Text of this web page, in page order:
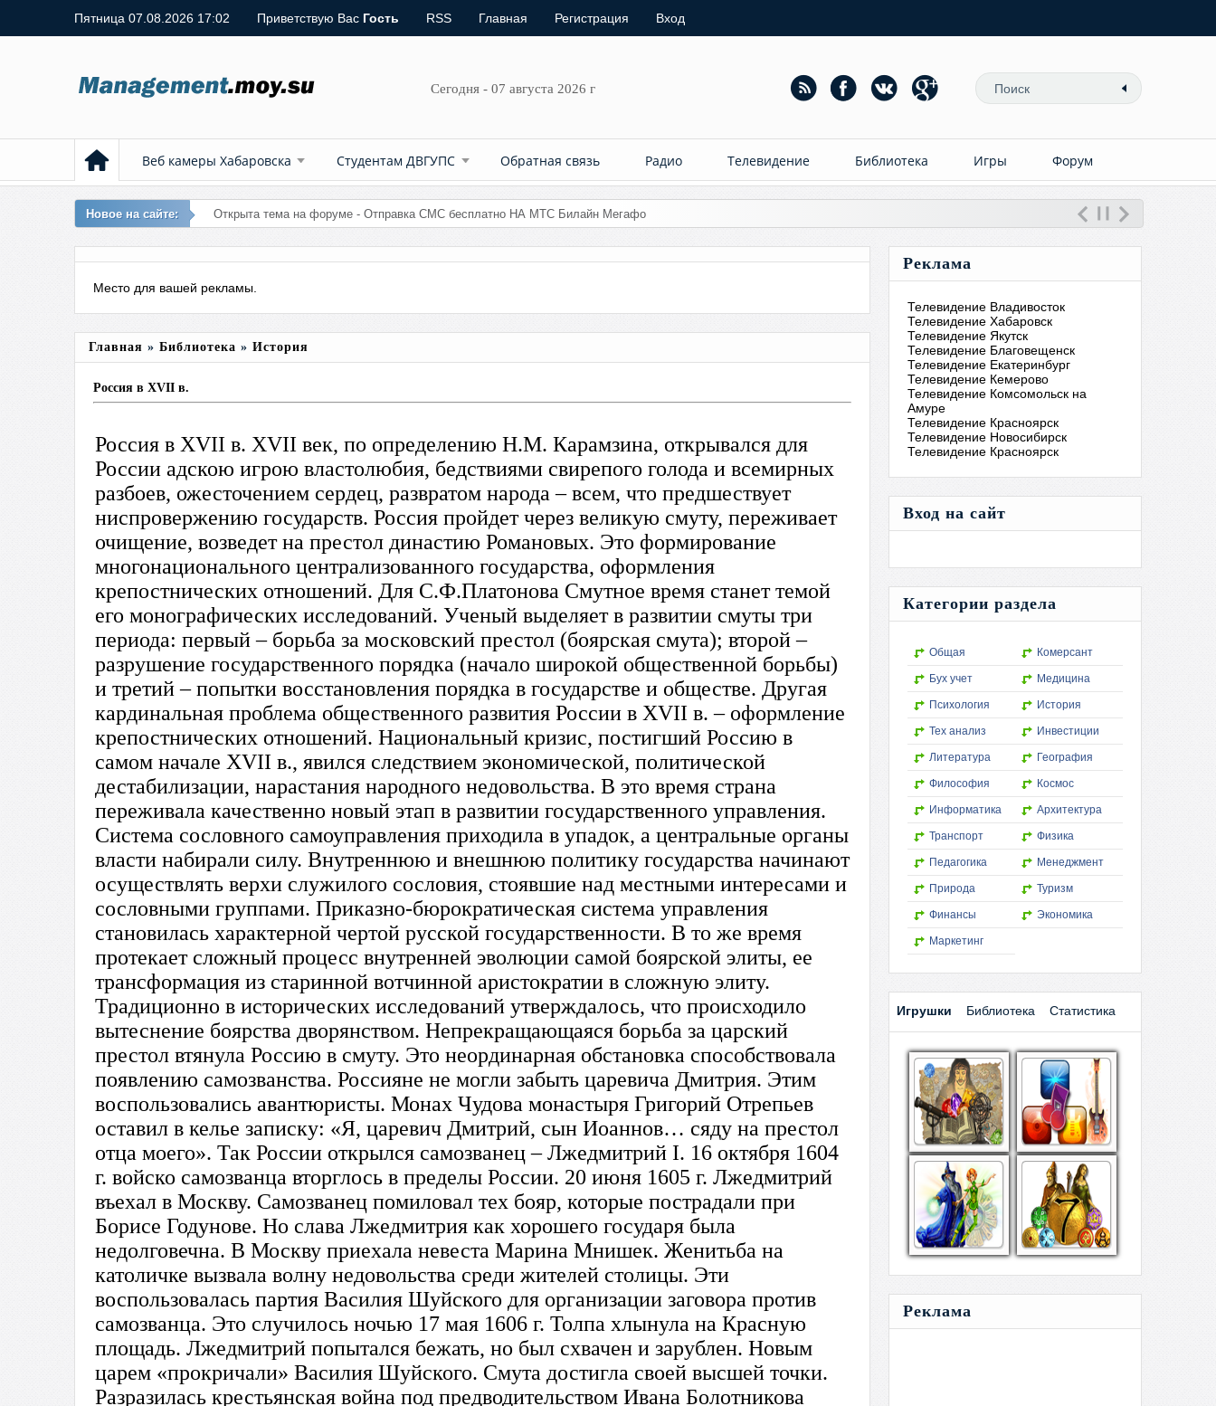
Пятница 07.08.2026 17:02 Приветствую Вас Гость RSS Главная Регистрация Вход
Сегодня - 07 августа 2026 г
Веб камеры Хабаровска Студентам ДВГУПС Обратная связь Радио Телевидение Библиотека Игры Форум
Новое на сайте: Добавлена в б
Место для вашей рекламы.
Главная » Библиотека » История
Россия в ХVII в.
Россия в ХVII в. ХVII век, по определению Н.М. Карамзина, открывался для России адскою игрою властолюбия, бедствиями свирепого голода и всемирных разбоев, ожесточением сердец, развратом народа – всем, что предшествует ниспровержению государств. Россия пройдет через великую смуту, переживает очищение, возведет на престол династию Романовых. Это формирование многонационального централизованного государства, оформления крепостнических отношений. Для С.Ф.Платонова Смутное время станет темой его монографических исследований. Ученый выделяет в развитии смуты три периода: первый – борьба за московский престол (боярская смута); второй – разрушение государственного порядка (начало широкой общественной борьбы) и третий – попытки восстановления порядка в государстве и обществе. Другая кардинальная проблема общественного развития России в ХVII в. – оформление крепостнических отношений. Национальный кризис, постигший Россию в самом начале ХVII в., явился следствием экономической, политической дестабилизации, нарастания народного недовольства. В это время страна переживала качественно новый этап в развитии государственного управления. Система сословного самоуправления приходила в упадок, а центральные органы власти набирали силу. Внутреннюю и внешнюю политику государства начинают осуществлять верхи служилого сословия, стоявшие над местными интересами и сословными группами. Приказно-бюрократическая система управления становилась характерной чертой русской государственности. В то же время протекает сложный процесс внутренней эволюции самой боярской элиты, ее трансформация из старинной вотчинной аристократии в сложную элиту. Традиционно в исторических исследований утверждалось, что происходило вытеснение боярства дворянством. Непрекращающаяся борьба за царский престол втянула Россию в смуту. Это неординарная обстановка способствовала появлению самозванства. Россияне не могли забыть царевича Дмитрия. Этим воспользовались авантюристы. Монах Чудова монастыря Григорий Отрепьев оставил в келье записку: «Я, царевич Дмитрий, сын Иоаннов… сяду на престол отца моего». Так России открылся самозванец – Лжедмитрий I. 16 октября 1604 г. войско самозванца вторглось в пределы России. 20 июня 1605 г. Лжедмитрий въехал в Москву. Самозванец помиловал тех бояр, которые пострадали при Борисе Годунове. Но слава Лжедмитрия как хорошего государя была недолговечна. В Москву приехала невеста Марина Мнишек. Женитьба на католичке вызвала волну недовольства среди жителей столицы. Эти воспользовалась партия Василия Шуйского для организации заговора против самозванца. Это случилось ночью 17 мая 1606 г. Толпа хлынула на Красную площадь. Лжедмитрий попытался бежать, но был схвачен и зарублен. Новым царем «прокричали» Василия Шуйского. Смута достигла своей высшей точки. Разразилась крестьянская война под предводительством Ивана Болотникова (1606-1607 гг.). Летом 1607 г. в Стародубе объявился еще один самозванец Лжедмитрий II. После многолетней смуты, иностранной интервенции Россия оказалась экономически ослабленной. Сильно пострадала Москва, центральные и южные районы, где города и села оказались опустошенными и разграбленными. На рубеже 20-30-х годов ХVII в. в России, которая прошла через великую Смуту, начиналось постепенное возрождение. В январе 1613 г. освобождения от интервентов Москва готовилась к проведению Земского собора. Центральным вопросам собора стали выборы нового царя. Романовы – династия русских царей и императоров. Сначала это был боярский род, известный по документам с XIV века. Фамилию Романовых он получил не сразу. Первым достоверным предком Романовых был Андрей Иванович Кобыла, по преданию выходец из Пруссии, поступивший на службу при дворе Великого князя московского Ивана Калиты. 2 мая 1613 г. Михаил Федорович Романов, сопровождаемый всем мужским населением столицы, вступил в Москву, Кроме ожидания выражений лояльности, основной причиной такой задержки было то, что пришлось восстанавливать Кремль, разорённый при изгнании поляков. За день до своего семнадцатилетия, 11 июля, он был коронован на царство в Успенском соборе митрополитом казанским Ефремом. Одной из важнейших внутренних проблем была налоговая реформа. Для устранения финансовых трудностей Михаил Федорович в первые годы своего правления 1614 г. повысил самый большой регулярный налог «ямские деньги» для крестьян на частной земле или конские повинности для крестьян на «черной» земле, то есть государственной земле, и ввел новый налог («стрелецкие деньги» для городов или стрелецкую подать хлебом для крестьян), на который содержались стрельцы, полурегулярные полки для защиты двора и границ. В месте с прочими налогами, которые собирались на основе разной величине единицы обложения земли, так называемой «сохи», налоговый гнет оказался так велик, что многие тяглые люди покидали свои общины и, добровольно отказывались от свободы, отдавались в заклад светскому хозяину или монастырю в качестве «закладских» жили в более благоприятных условиях в «белых», то есть свободных от налогов и повинностей, местностях или слободах. Более прочный успех принес постепенный, с начала 20-х годов, переход с налогообложения земли на подворный налог, представлявший собой более простую единицу расчёта по сравнению с «сохой». Эта налоговая реформа была закончена только в конце 70-х годов при Фёдоре Алексеевиче. За 32 года царствования Михаила Фёдоровича русские владенья в Сибири, словно в возмещение уступок, сделанных на западе шведам и полякам, выросли почти свыше 4000000 кв. верст - целое государство. В 1619 г. возник Енесейск, в 1632 г. - Якутск, а в 1639 г. Инав Московитин первым дошел до Тихого океана в районе Охотского моря. Уже в 1616 г. первое русское посольство было направлено к монгольскому Алтын-хану, а два года спустя первый русский посол - Петлин - прибыл в Пекин. Трудно сказать, на сколько велико было участие Михаила в общей политике. В любом случае, умные уступки в условиях надвигающихся социальных волнений отвечали его натуре. Он умер 13 июля 1645г. Царствование Алексея Михайловича может быть сведено к трем следующим фактам: расплата с Польшей и присоединение Малороссии, борьба власти с казаками, первая попытка церковной реформы и усиление европейского влияния. Новый царь, сын Михаила и Евдокии Стрешневой, имел такой же добрый и снисходительный характер, как и его отец. Современники говорят, что он даже в самых сильных припадках гнева позволял себе только дать пинка или ударить кулаком. Обладая более живым умом, нежели его отец, Алексей Михайлович сильно привязывался к окружавшим его людям, так что совершенно им подчинялся. Крайняя снисходительность государя к ближним людям привела к весьма печальным последствиям: народ безнаказанно эксплуатировался и угнетенные не смели даже жаловаться. Алексей всецело вверился боярину Морозову, который был его воспитателем и не расставался с ним в течении тридцати лет. Морозов был горд, честолюбив, неразборчив, но образован, умен и очень ловок; он искусно решил запутанные дипломатические дела, завещанные предыдущим царствованием. Когда Алексей вступил в брак, Морозов не устрашился многочисленности ближних людей и временщиков, появившихся вместе с новой царицей, Марией Ильиничной Милославской: вместо злоумышлений на здоровье и красоту царицы, как делалось в подобных случаях, Морозов предпочел разделить власть с царицыными родственниками и упрочит ее, женившись на сестре Марии Ильиничны; таким образом, он к прежнему титулу любимца присоединил новый титул ближнего человека и упрочил свою власть. Будучи в большой силе у царя, чем был Ришелье у Людовика XIII, он имел честь отплатить Польше за междоусобицу. Однако внутреннее состояние государства в первые годы Алексея Михайловича было так затруднительно, что внешние действия не могли быть энергичны. В Смутное время русский народ отвык от безмолвного повиновения, которым отличался прежде: не умел более терпеть безропотно, и жалобы нередко вели к мятежу. Надо, впрочем, сказать, что страдания были сильнее прежних: Россия, пережив Смутное время, находилась в изнеможенном, истомленном состоянии, земледелие и торговля упали, население уменьшилось вследствие эмиграций и бегства крестьян в казацкие страны. Государство, начиная знакомиться со всеми тягостями державы, понимало, что необходимо иметь армию, наемные войска, военные снаряды, дипломатию и администрацию, и было вынужденно постоянно увеличивать налоги, которые были тем обременительнее для каждого, что число налогоплательщиков уменьшилось. Русская администрация соединяла с новейшими потребностями прежние пороки: продажность служащих, безнаказанность любимцев и их креатур и недостаточная организация суда доводили до крайности население, которое отличалось меньшей терпеливостью, чем прежние поколения. В том же 1648 году, в котором началась фронда во Франции, вспыхнул в Москве страшный мятеж. Царь был вынужден выдать судью Плещеева народу, который и убил его; затем народ потребовал окольничего Траханиота и получил его; наконец, народная ярость обратилась на Морозова, но царь скрыл своего родственника, отправив его в Кирилло-Белозерский монастырь, откуда тот после прекращения мятежа спокойно возвратился в Москву. Псковитяне возмутились под предлогом, будто деньги и хлеб отдаются немцам, то есть шведам, в силу последнего с ними трактата. Чернь схватила шведа Нуменса и заключила его в тюрьму, присланные из Москвы воевода и князь Волконский едва не были убиты, архиепископа Макария дважды заключали в оковы. Мятеж перешел из Пскова в Новгород, где чернь остановила и умертвила датского посла; архиепископа Никона, использовавшего духовное оружие против мятежников, осыпали ударами; стрельцы действовали заодно с чернью. Новгород смирился лишь при приближении князя Хованского с отрядом войск. Этого отряда было недостаточно для усмирения Пскова, который, будучи защищен сильными укреплениями, готовился дать москвитянам такой же отпор, какой дал полякам. Псковитяне сделали несколько удачных вылазок и сдались только под условием амнистии. Хованский, имея мало войска, должен был соглас
Реклама
Телевидение Владивосток
Телевидение Хабаровск
Телевидение Якутск
Телевидение Благовещенск
Телевидение Екатеринбург
Телевидение Кемерово
Телевидение Комсомольск на
Амуре
Телевидение Красноярск
Телевидение Новосибирск
Телевидение Красноярск
Вход на сайт
Категории раздела
Общая Комерсант
Бух учет Медицина
Психология История
Тех анализ Инвестиции
Литература География
Философия Космос
Информатика Архитектура
Транспорт Физика
Педагогика Менеджмент
Природа Туризм
Финансы Экономика
Маркетинг
Игрушки Библиотека Статистика
Реклама